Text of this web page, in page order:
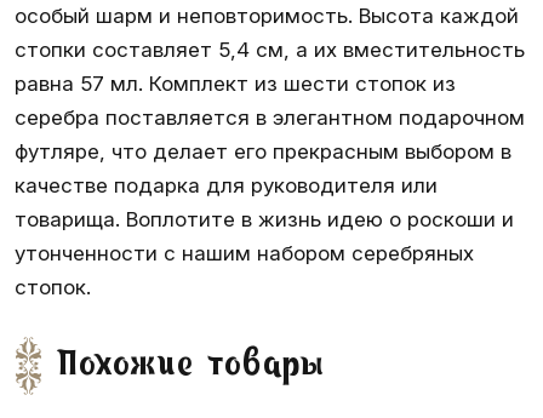
особый шарм и неповторимость. Высота каждой
стопки составляет 5,4 см, а их вместительность
равна 57 мл. Комплект из шести стопок из
серебра поставляется в элегантном подарочном
футляре, что делает его прекрасным выбором в
качестве подарка для руководителя или
товарища. Воплотите в жизнь идею о роскоши и
утонченности с нашим набором серебряных
стопок.
Похожие товары